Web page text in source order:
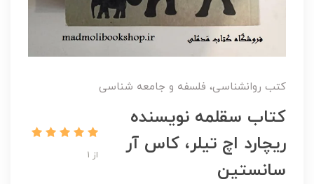
کتب روانشناسی، فلسفه و جامعه شناسی
کتاب سقلمه نویسنده
ریچارد اچ تیلر، کاس آر
سانستین
از 1